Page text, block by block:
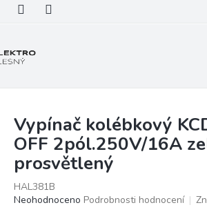
Vypínač kolébkový
OFF 2pól.250V/16A
prosvětlený
HAL381B
Průměrné
Neohodnoceno Podrobnosti hodnocení